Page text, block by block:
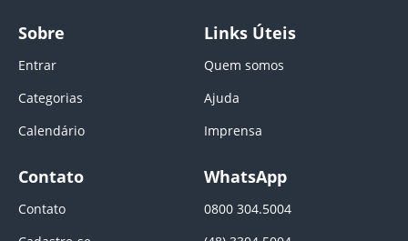
Sobre
Entrar
Categorias
Calendário
Links Úteis
Quem somos
Ajuda
Imprensa
Contato
Contato
WhatsApp
0800 304.5004